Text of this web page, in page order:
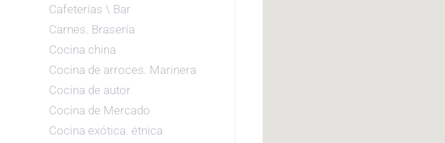
Cafeterías \ Bar
Carnes. Brasería
Cocina china
Cocina de arroces. Marinera
Cocina de autor
Cocina de Mercado
Cocina exótica. étnica